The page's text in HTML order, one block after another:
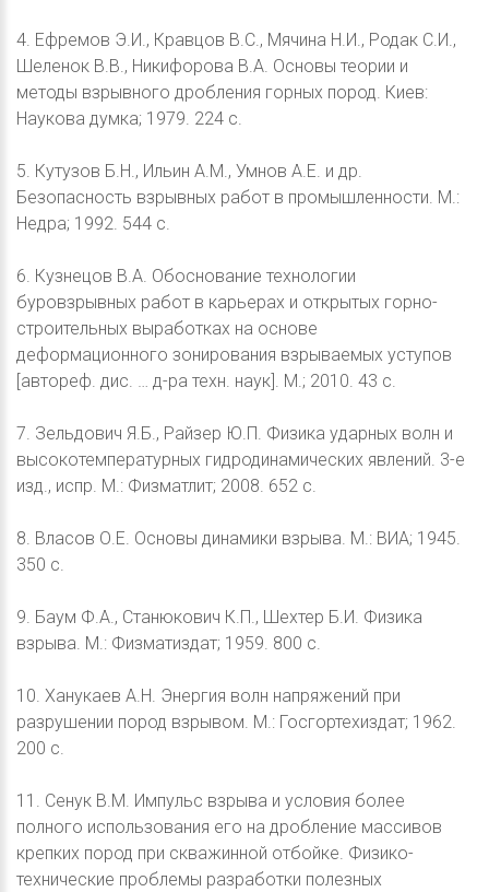
4. Ефремов Э.И., Кравцов В.С., Мячина Н.И., Родак С.И.,
Шеленок В.В., Никифорова В.А. Основы теории и
методы взрывного дробления горных пород. Киев:
Наукова думка; 1979. 224 с.
5. Кутузов Б.Н., Ильин А.М., Умнов А.Е. и др.
Безопасность взрывных работ в промышленности. М.:
Недра; 1992. 544 с.
6. Кузнецов В.А. Обоснование технологии
буровзрывных работ в карьерах и открытых горно-
строительных выработках на основе
деформационного зонирования взрываемых уступов
[автореф. дис. … д-ра техн. наук]. М.; 2010. 43 с.
7. Зельдович Я.Б., Райзер Ю.П. Физика ударных волн и
высокотемпературных гидродинамических явлений. 3-е
изд., испр. М.: Физматлит; 2008. 652 с.
8. Власов О.Е. Основы динамики взрыва. М.: ВИА; 1945.
350 с.
9. Баум Ф.А., Станюкович К.П., Шехтер Б.И. Физика
взрыва. М.: Физматиздат; 1959. 800 с.
10. Ханукаев А.Н. Энергия волн напряжений при
разрушении пород взрывом. М.: Госгортехиздат; 1962.
200 с.
11. Сенук В.М. Импульс взрыва и условия более
полного использования его на дробление массивов
крепких пород при скважинной отбойке. Физико-
технические проблемы разработки полезных